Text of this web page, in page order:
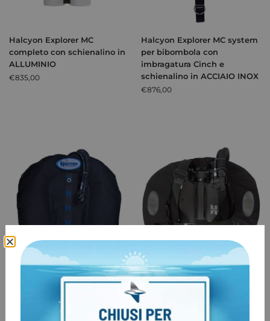
Halcyon Explorer MC
completo con schienalino in
ALLUMINIO
€835,00
Halcyon Explorer MC system
per bibombola con
imbragatura Cinch e
schienalino in ACCIAIO INOX
€876,00
Halcyon Explorer MC system
schienalino in ACCIAIO INOX
Halcyon JJ CCR rebreather
system edizione limitata
1.155,00